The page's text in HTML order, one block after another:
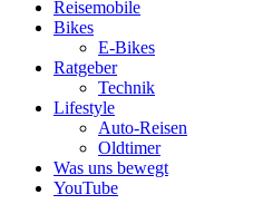
Reisemobile
Bikes
E-Bikes
Ratgeber
Technik
Lifestyle
Auto-Reisen
Oldtimer
Was uns bewegt
YouTube